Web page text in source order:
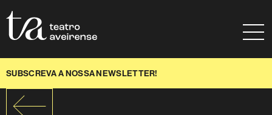
SUBSCREVA A NOSSA NEWSLETTER!